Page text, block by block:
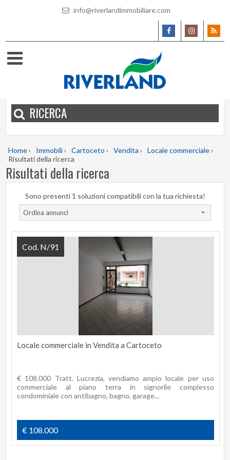
info@riverlandimmobiliare.com
RICERCA
Home› Immobili› Cartoceto › Vendita › Locale commerciale›
Risultati della ricerca
Risultati della ricerca
Sono presenti 1 soluzioni compatibili con la tua richiesta!
Ordina annunci
Locale commerciale in Vendita a Cartoceto
€ 108.000 Tratt. Lucrezia, vendiamo ampio locale per uso
commerciale al piano terra in signorile complesso
condominiale con antibagno, bagno, garage...
€ 108.000
Cod. N/91